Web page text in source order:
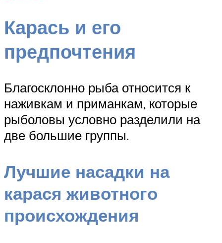
Карась и его
предпочтения
Благосклонно рыба относится к
наживкам и приманкам, которые
рыболовы условно разделили на
две большие группы.
Лучшие насадки на
карася животного
происхождения